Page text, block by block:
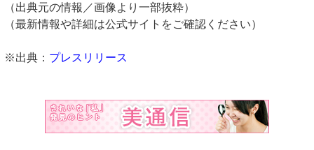
（出典元の情報／画像より一部抜粋）
（最新情報や詳細は公式サイトをご確認ください）
※出典： プレスリリース